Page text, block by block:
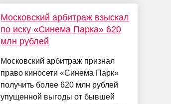
Московский арбитраж взыскал
по иску «Синема Парка» 620
млн рублей
Московский арбитраж признал
право киносети «Синема Парк»
получить более 620 млн рублей
упущенной выгоды от бывшей